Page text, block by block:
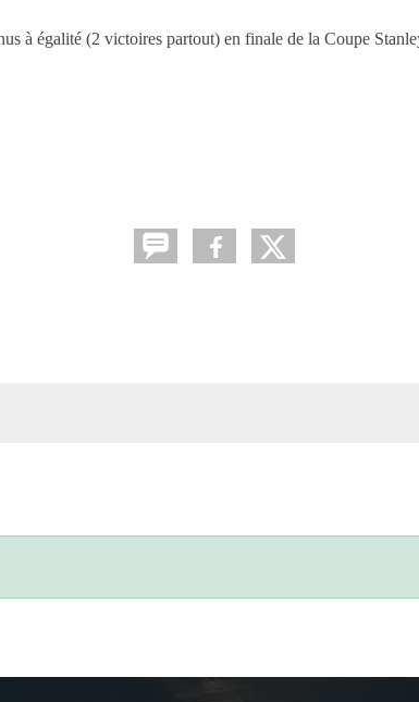
à égalité (2 victoires partout) en finale de la Coupe